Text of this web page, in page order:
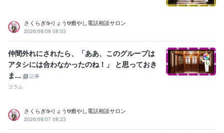
さくらぎ☕りょう⛎癒やし電話相談サロン
2026/08/08 08:03
仲間外れにされたら、「ああ、このグループは
アタシには合わなかったのね！」 と思っておき
ま...
記事
コラム
さくらぎ☕りょう⛎癒やし電話相談サロン
2026/08/07 08:23